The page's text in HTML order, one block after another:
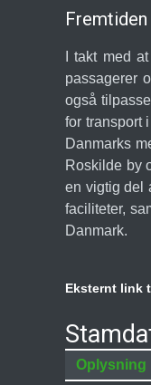
I takt med
passagerer
også
for transport
Danmarks
Roskilde by
en vigtig del
faciliteter,
Danmark.
Eksternt link
Oplysning